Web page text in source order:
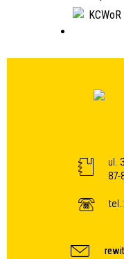
ul.
87-
tel.: